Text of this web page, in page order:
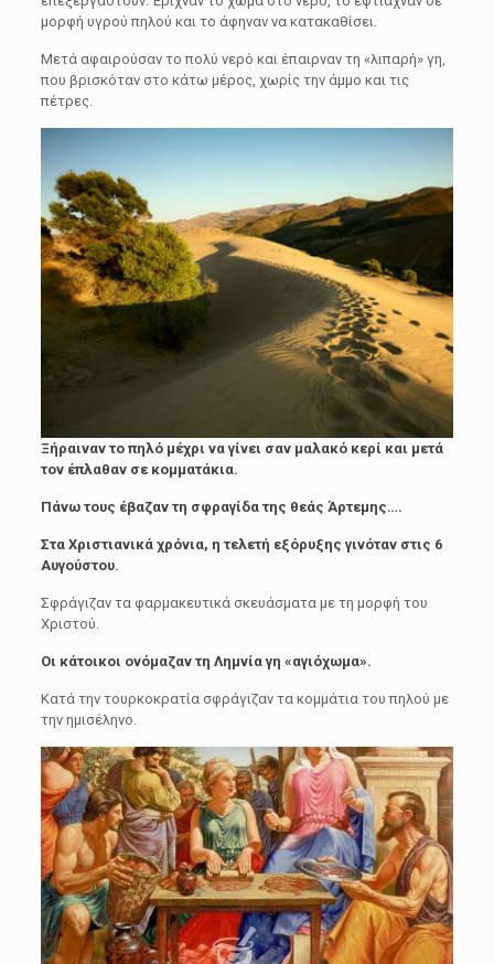
μορφή υγρού πηλού και το άφηναν να κατακαθίσει.
Μετά αφαιρούσαν το πολύ νερό και έπαιρναν τη «λιπαρή» γη,
που βρισκόταν στο κάτω μέρος, χωρίς την άμμο και τις
πέτρες.
Ξήραιναν το πηλό μέχρι να γίνει σαν μαλακό κερί και μετά
τον έπλαθαν σε κομματάκια.
Πάνω τους έβαζαν τη σφραγίδα της θεάς Άρτεμης….
Στα Χριστιανικά χρόνια, η τελετή εξόρυξης γινόταν στις 6
Αυγούστου.
Σφράγιζαν τα φαρμακευτικά σκευάσματα με τη μορφή του
Χριστού.
Οι κάτοικοι ονόμαζαν τη Λημνία γη «αγιόχωμα».
Κατά την τουρκοκρατία σφράγιζαν τα κομμάτια του πηλού με
την ημισέληνο.